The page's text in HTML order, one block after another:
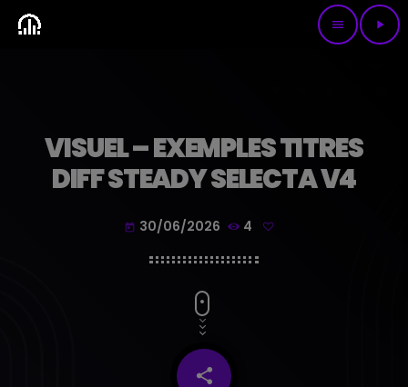
menu play_arrow
VISUEL – EXEMPLES TITRES
DIFF STEADY SELECTA V4
today 30/06/2026 4
share
email